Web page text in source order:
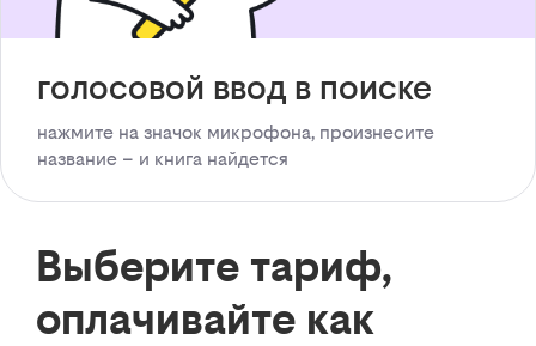
голосовой ввод в поиске
нажмите на значок микрофона, произнесите
название – и книга найдется
Выберите тариф,
оплачивайте как